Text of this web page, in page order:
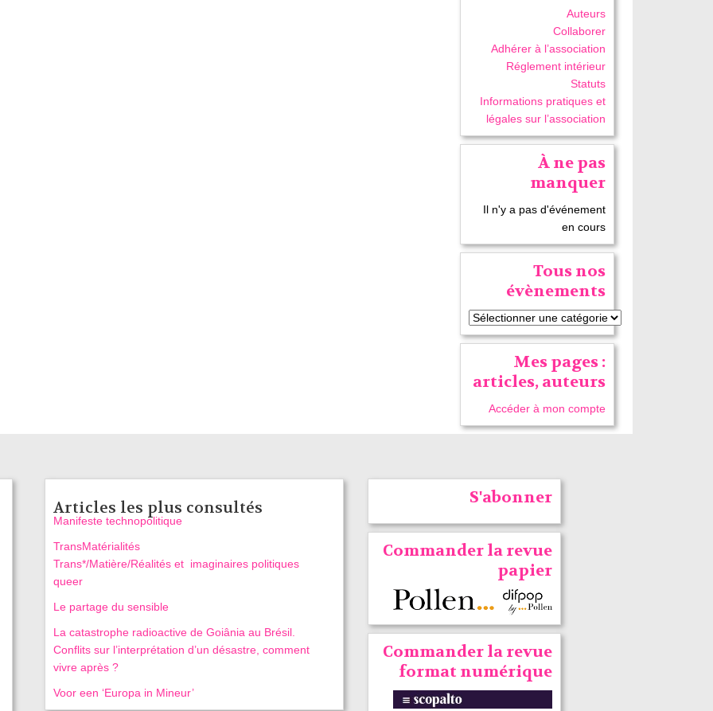
Auteurs
Collaborer
Adhérer à l’association
Réglement intérieur
Statuts
Informations pratiques et
légales sur l’association
À ne pas
manquer
Il n'y a pas d'événement
en cours
Tous nos
évènements
Mes pages :
articles, auteurs
Accéder à mon compte
Articles les plus consultés
Manifeste technopolitique
TransMatérialités
Trans*/Matière/Réalités et imaginaires politiques
queer
Le partage du sensible
La catastrophe radioactive de Goiânia au Brésil.
Conflits sur l’interprétation d’un désastre, comment
vivre après ?
Voor een ‘Europa in Mineur’
S'abonner
Commander la revue
papier
Commander la revue
format numérique